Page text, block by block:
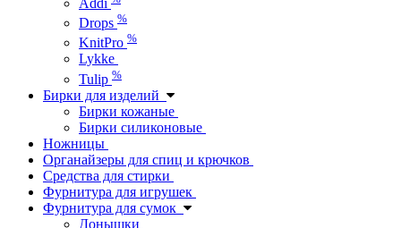
Drops %
KnitPro %
Lykke
Tulip %
Бирки для изделий
Бирки кожаные
Бирки силиконовые
Ножницы
Органайзеры для спиц и крючков
Средства для стирки
Фурнитура для игрушек
Фурнитура для сумок
Донышки